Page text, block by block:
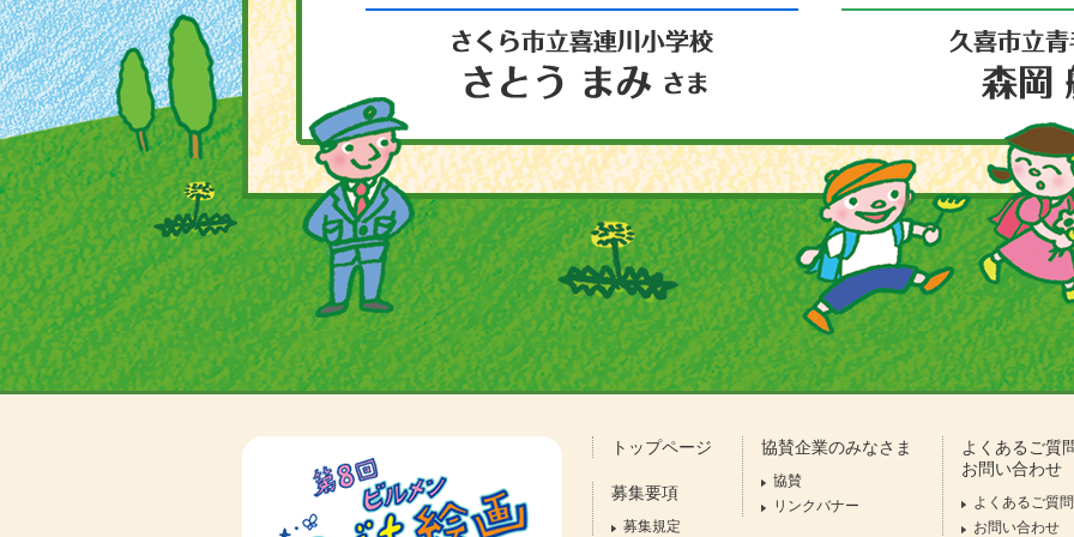
トップページ
募集要項
募集規定
協賛企業のみなさま
協賛
リンクバナー
よくあるご質
お問い合わせ
よくあるご質問
お問い合わせ